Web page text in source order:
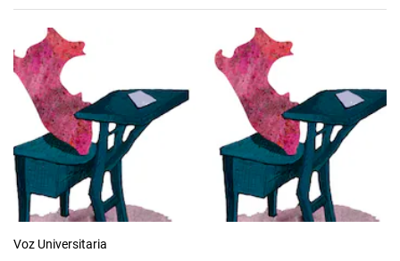
Voz Universitaria